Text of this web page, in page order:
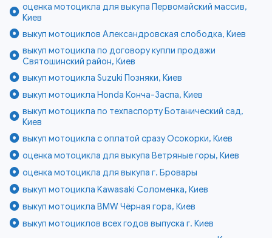
оценка мотоцикла для выкупа Первомайский массив,
Киев
выкуп мотоциклов Александровская слободка, Киев
выкуп мотоцикла по договору купли продажи
Святошинский район, Киев
выкуп мотоцикла Suzuki Позняки, Киев
выкуп мотоцикла Honda Конча-Заспа, Киев
выкуп мотоцикла по техпаспорту Ботанический сад,
Киев
выкуп мотоцикла с оплатой сразу Осокорки, Киев
оценка мотоцикла для выкупа Ветряные горы, Киев
оценка мотоцикла для выкупа г. Бровары
выкуп мотоцикла Kawasaki Соломенка, Киев
выкуп мотоцикла BMW Чёрная гора, Киев
выкуп мотоциклов всех годов выпуска г. Киев